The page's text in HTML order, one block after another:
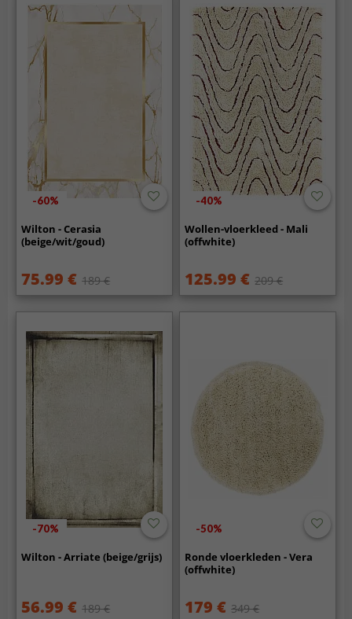
-60%
Wilton - Cerasia
(beige/wit/goud)
75.99 € 189 €
-40%
Wollen-vloerkleed - Mali
(offwhite)
125.99 € 209 €
-70%
Wilton - Arriate (beige/grijs)
56.99 € 189 €
-50%
Ronde vloerkleden - Vera
(offwhite)
179 € 349 €